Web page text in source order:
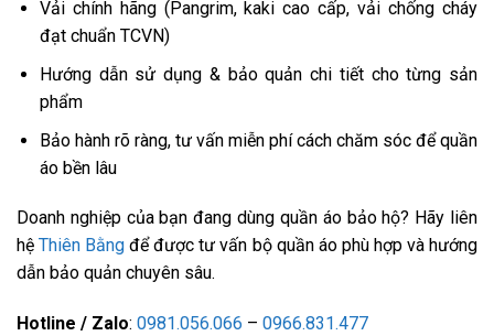
Vải chính hãng (Pangrim, kaki cao cấp, vải chống cháy
đạt chuẩn TCVN)
Hướng dẫn sử dụng & bảo quản chi tiết cho từng sản
phẩm
Bảo hành rõ ràng, tư vấn miễn phí cách chăm sóc để quần
áo bền lâu
Doanh nghiệp của bạn đang dùng quần áo bảo hộ? Hãy liên
hệThiên Bằng để được tư vấn bộ quần áo phù hợp và hướng
dẫn bảo quản chuyên sâu.
Hotline / Zalo: 0981.056.066 – 0966.831.477